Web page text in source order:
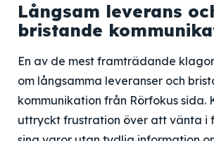
Långsam leverans
bristande
En av de mest framträdande
om långsamma leveranser och
kommunikation från Rörfokus sida.
uttryckt frustration över att vänta i